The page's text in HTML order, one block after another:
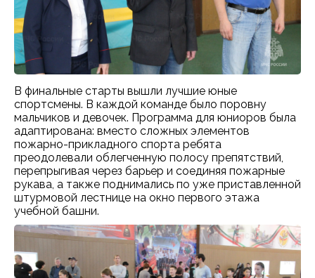
В финальные старты вышли лучшие юные
спортсмены. В каждой команде было поровну
мальчиков и девочек. Программа для юниоров была
адаптирована: вместо сложных элементов
пожарно-прикладного спорта ребята
преодолевали облегченную полосу препятствий,
перепрыгивая через барьер и соединяя пожарные
рукава, а также поднимались по уже приставленной
штурмовой лестнице на окно первого этажа
учебной башни.